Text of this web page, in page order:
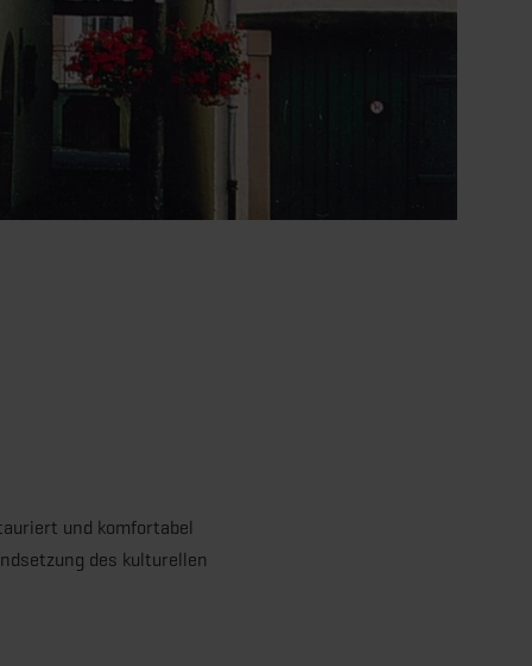
und komfortabel
des kulturellen